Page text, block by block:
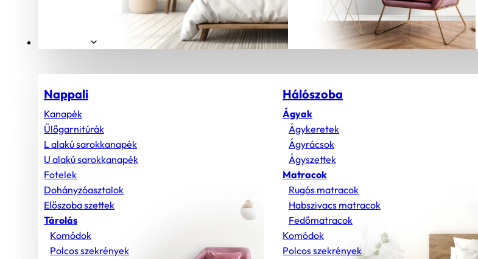
Nappali
Kanapék
Ülőgarnitúrák
L alakú sarokkanapék
U alakú sarokkanapék
Fotelek
Dohányzóasztalok
Előszoba szettek
Tárolás
Komódok
Polcos szekrények
Hálószoba
Ágyak
Ágykeretek
Ágyrácsok
Ágyszettek
Matracok
Rugós matracok
Habszivacs matracok
Fedőmatracok
Komódok
Polcos szekrények